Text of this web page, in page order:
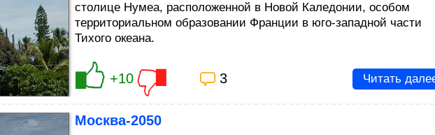
столице Нумеа, расположенной в Новой Каледонии, особом
территориальном образовании Франции в юго-западной части
Тихого океана.
+10 3 Читать
Москва-2050